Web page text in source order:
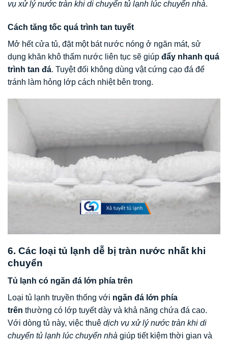
vụ xử lý nước tràn khi di chuyển tủ lạnh lúc chuyển nhà.
Cách tăng tốc quá trình tan tuyết
Mở hết cửa tủ, đặt một bát nước nóng ở ngăn mát, sử
dụng khăn khô thấm nước liên tục sẽ giúp đẩy nhanh quá
trình tan đá. Tuyệt đối không dùng vật cứng cạo đá để
tránh làm hỏng lớp cách nhiệt bên trong.
6. Các loại tủ lạnh dễ bị tràn nước nhất khi
chuyển
Tủ lạnh có ngăn đá lớn phía trên
Loại tủ lạnh truyền thống với ngăn đá lớn phía
trên thường có lớp tuyết dày và khả năng chứa đá cao.
Với dòng tủ này, việc thuê dịch vụ xử lý nước tràn khi di
chuyển tủ lạnh lúc chuyển nhà giúp tiết kiệm thời gian và